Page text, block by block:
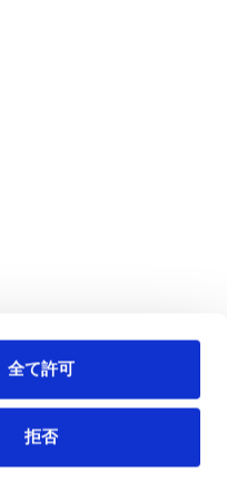
全て許可
拒否
Tech／データ／IT・通信等